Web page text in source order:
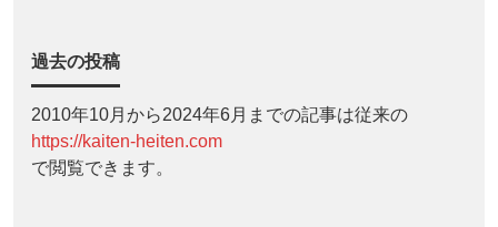
過去の投稿
2010年10月から2024年6月までの記事は従来の
https://kaiten-heiten.com
で閲覧できます。